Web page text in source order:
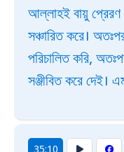
আল্লাহই বায়ু প্রেরণ
সঞ্চারিত করে।
পরিচালিত করি,
সঞ্জীবিত করে দেই।
35:10